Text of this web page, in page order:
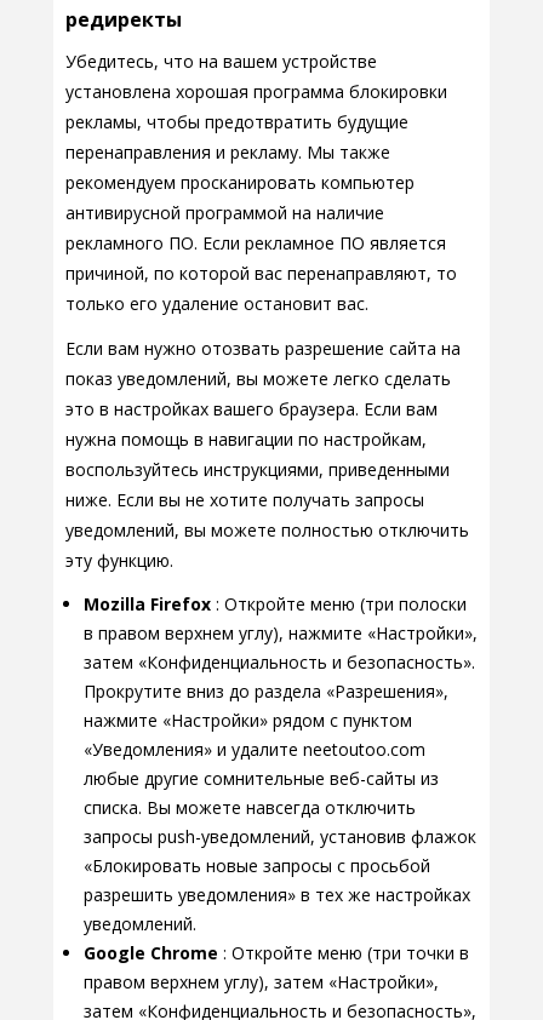
редиректы
Убедитесь, что на вашем устройстве
установлена хорошая программа блокировки
рекламы, чтобы предотвратить будущие
перенаправления и рекламу. Мы также
рекомендуем просканировать компьютер
антивирусной программой на наличие
рекламного ПО. Если рекламное ПО является
причиной, по которой вас перенаправляют, то
только его удаление остановит вас.
Если вам нужно отозвать разрешение сайта на
показ уведомлений, вы можете легко сделать
это в настройках вашего браузера. Если вам
нужна помощь в навигации по настройкам,
воспользуйтесь инструкциями, приведенными
ниже. Если вы не хотите получать запросы
уведомлений, вы можете полностью отключить
эту функцию.
Mozilla Firefox : Откройте меню (три полоски
в правом верхнем углу), нажмите «Настройки»,
затем «Конфиденциальность и безопасность».
Прокрутите вниз до раздела «Разрешения»,
нажмите «Настройки» рядом с пунктом
«Уведомления» и удалите neetoutoo.com
любые другие сомнительные веб-сайты из
списка. Вы можете навсегда отключить
запросы push-уведомлений, установив флажок
«Блокировать новые запросы с просьбой
разрешить уведомления» в тех же настройках
уведомлений.
Google Chrome : Откройте меню (три точки в
правом верхнем углу), затем «Настройки»,
затем «Конфиденциальность и безопасность»,